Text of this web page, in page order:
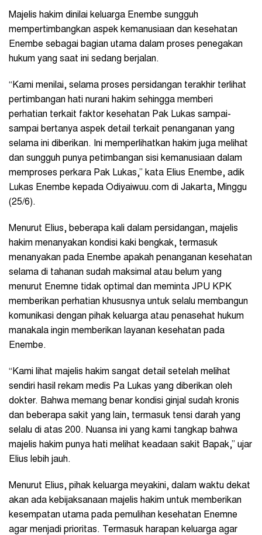
Majelis hakim dinilai keluarga Enembe sungguh
mempertimbangkan aspek kemanusiaan dan kesehatan
Enembe sebagai bagian utama dalam proses penegakan
hukum yang saat ini sedang berjalan.
“Kami menilai, selama proses persidangan terakhir terlihat
pertimbangan hati nurani hakim sehingga memberi
perhatian terkait faktor kesehatan Pak Lukas sampai-
sampai bertanya aspek detail terkait penanganan yang
selama ini diberikan. Ini memperlihatkan hakim juga melihat
dan sungguh punya petimbangan sisi kemanusiaan dalam
memproses perkara Pak Lukas,” kata Elius Enembe, adik
Lukas Enembe kepada Odiyaiwuu.com di Jakarta, Minggu
(25/6).
Menurut Elius, beberapa kali dalam persidangan, majelis
hakim menanyakan kondisi kaki bengkak, termasuk
menanyakan pada Enembe apakah penanganan kesehatan
selama di tahanan sudah maksimal atau belum yang
menurut Enemne tidak optimal dan meminta JPU KPK
memberikan perhatian khususnya untuk selalu membangun
komunikasi dengan pihak keluarga atau penasehat hukum
manakala ingin memberikan layanan kesehatan pada
Enembe.
“Kami lihat majelis hakim sangat detail setelah melihat
sendiri hasil rekam medis Pa Lukas yang diberikan oleh
dokter. Bahwa memang benar kondisi ginjal sudah kronis
dan beberapa sakit yang lain, termasuk tensi darah yang
selalu di atas 200. Nuansa ini yang kami tangkap bahwa
majelis hakim punya hati melihat keadaan sakit Bapak,” ujar
Elius lebih jauh.
Menurut Elius, pihak keluarga meyakini, dalam waktu dekat
akan ada kebijaksanaan majelis hakim untuk memberikan
kesempatan utama pada pemulihan kesehatan Enemne
agar menjadi prioritas. Termasuk harapan keluarga agar